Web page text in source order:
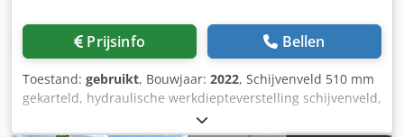
Prijsinfo Bellen
Toestand: gebruikt, Bouwjaar: 2022, Schijvenveld 510 mm
gekarteld, hydraulische werkdiepteverstelling schijvenveld,
hydraulische werkdiepteverstelling van de egalisatie-unit,